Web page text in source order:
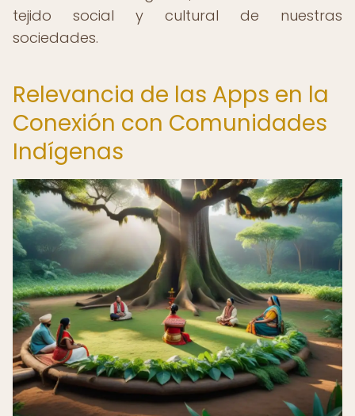
tejido social y cultural de nuestras
sociedades.
Relevancia de las Apps en la
Conexión con Comunidades
Indígenas